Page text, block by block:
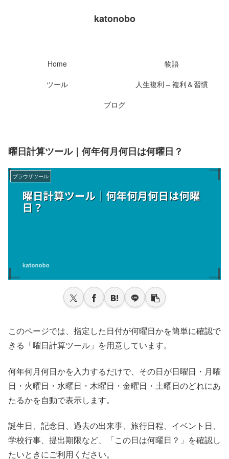
katonobo
Home
物語
ツール
人生複利 – 複利＆習慣
ブログ
曜日計算ツール｜何年何月何日は何曜日？
ブラウザツール
このページでは、指定した日付が何曜日かを簡単に確認で
きる「曜日計算ツール」を用意しています。
何年何月何日かを入力するだけで、その日が日曜日・月曜
日・火曜日・水曜日・木曜日・金曜日・土曜日のどれにあ
たるかを自動で表示します。
誕生日、記念日、過去の出来事、旅行日程、イベント日、
学校行事、提出期限など、「この日は何曜日？」を確認し
たいときにご利用ください。